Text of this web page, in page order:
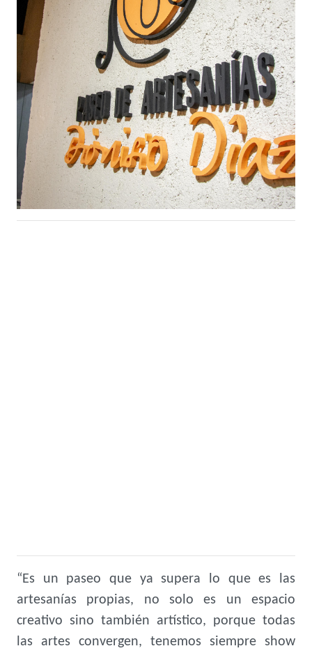
“Es un paseo que ya supera lo que es las
artesanías propias, no solo es un espacio
creativo sino también artístico, porque todas
las artes convergen, tenemos siempre show